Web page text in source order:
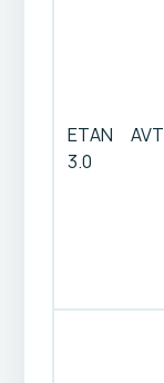
ETAN AVT
3.0